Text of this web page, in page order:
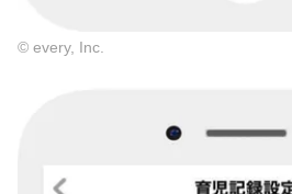
© every, Inc.